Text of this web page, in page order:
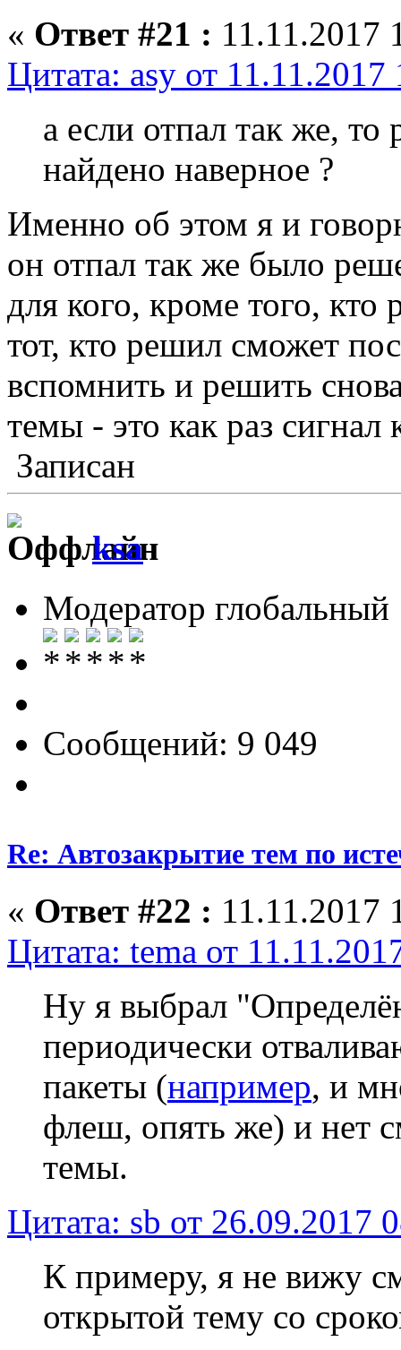
« Ответ #21 : 11.11.2017
Цитата: asy от 11.11.2017
а если отпал так же,
найдено наверное ?
Именно об этом я и
он отпал так же было
для кого, кроме того,
тот, кто решил сможет
вспомнить и решить
темы - это как раз
Записан
ksa
Модератор глобальный
Сообщений: 9 049
Re: Автозакрытие тем по
« Ответ #22 : 11.11.2017
Цитата: tema от
Ну я выбрал
периодически
пакеты (например, и
флеш, опять же) и нет
темы.
Цитата: sb от 26.09.2017
К примеру, я не вижу
открытой тему со